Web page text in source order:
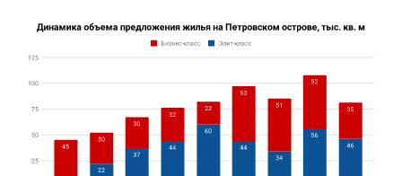
Новостройки
Новостройки
бизнес-
класса
Дома